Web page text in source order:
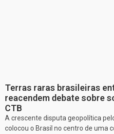
Terras raras brasileiras
reacendem debate sobre
CTB
A crescente disputa geopolítica
colocou o Brasil no centro de uma